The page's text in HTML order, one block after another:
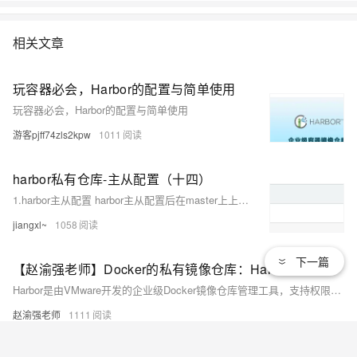
相关文章
玩容器必会，Harbor的配置与简单使用
玩容器必会，Harbor的配置与简单使用
游客pjff74zls2kpw 1011
harbor私有仓库-主从配置（十四）
1.harbor主从配置 harbor主从配置后在master上上传，slave上就会有一摸一样的镜像
jiangxl~ 1058
【赵渝强老师】Docker的私有镜像仓库：Harbor
Harbor是由VMware开发的企业级Docker镜像仓库管理工具，支持权限管理、LDAP集成、日志审计、镜像复制及中文界面等功能。本文详细介绍了Harbor的安装、配置及在Docker中的实战应用流程，涵盖环境准备、部署步骤、基础操作和镜像上传等内容，适用于容器化应用的镜像管理场景。
赵渝强老师 1111
下一篇